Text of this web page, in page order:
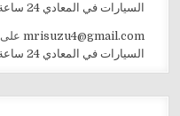
السيارات في المعادي 24 ساعة | خدمة سريعة وآمنة
mrisuzu4@gmail.comعلى
السيارات في المعادي 24 ساعة | خدمة سريعة وآمنة